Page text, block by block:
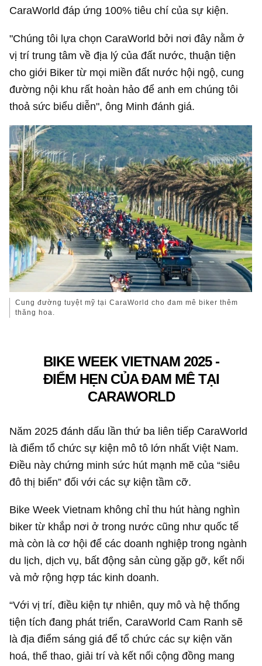
CaraWorld đáp ứng 100% tiêu chí của sự kiện.
"Chúng tôi lựa chọn CaraWorld bởi nơi đây nằm ở
vị trí trung tâm về địa lý của đất nước, thuận tiện
cho giới Biker từ mọi miền đất nước hội ngộ, cung
đường nội khu rất hoàn hảo để anh em chúng tôi
thoả sức biểu diễn", ông Minh đánh giá.
Cung đường tuyệt mỹ tại CaraWorld cho đam mê biker thêm
thăng hoa.
BIKE WEEK VIETNAM 2025 -
ĐIỂM HẸN CỦA ĐAM MÊ TẠI
CARAWORLD
Năm 2025 đánh dấu lần thứ ba liên tiếp CaraWorld
là điểm tổ chức sự kiện mô tô lớn nhất Việt Nam.
Điều này chứng minh sức hút mạnh mẽ của “siêu
đô thị biển” đối với các sự kiện tầm cỡ.
Bike Week Vietnam không chỉ thu hút hàng nghìn
biker từ khắp nơi ở trong nước cũng như quốc tế
mà còn là cơ hội để các doanh nghiệp trong ngành
du lịch, dịch vụ, bất động sản cùng gặp gỡ, kết nối
và mở rộng hợp tác kinh doanh.
“Với vị trí, điều kiện tự nhiên, quy mô và hệ thống
tiện tích đang phát triển, CaraWorld Cam Ranh sẽ
là địa điểm sáng giá để tổ chức các sự kiện văn
hoá, thể thao, giải trí và kết nối cộng đồng mang